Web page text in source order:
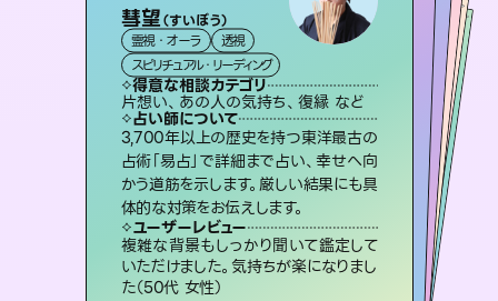
彗望（すいぼう）
霊視・オーラ
透視
スピリチュアル・リーディング
得意な相談カテゴリ
片想い、あの人の気持ち、復縁 など
占い師について
3,700年以上の歴史を持つ東洋最古の
占術「易占」で詳細まで占い、幸せへ向
かう道筋を示します。厳しい結果にも具
体的な対策をお伝えします。
ユーザーレビュー
複雑な背景もしっかり聞いて鑑定して
いただけました。気持ちが楽になりまし
た（50代 女性）
アイリス -iris-
西洋占星術 タロット
ルーン
得意な相談カテゴリ
恋愛総合、片想い、二人の未来 など
占い師について
復縁、恋愛、不倫の行方、同性愛や片
思い、仕事関係や借金問題まで知りた
いことや心の負担になっていることを
紐解き、背中をそっと押して導きます。
ユーザーレビュー
安心感のあり、言い切ってくれる所や濁
さない鑑定のおかげで、毎回自分の気
持ちを整えられます（30代 男性）
未来視師＊花
霊視・オーラ
スピリチュアル・リーディング
得意な相談カテゴリ
出逢い、片想い、復縁 など
占い師について
未来には何パターンもの選択肢があり
ます。不安で視えにくくなっているあな
たの素敵な未来を見つけ、その未来を
選択できるようアドバイスします。
ユーザーレビュー
職場の人の性質や人間関係、本心など
本当によく視えていてびっくり。対策が
打てて前向きになれます（40代）
桃源珠羽 とうげんみう
霊視・オーラ
スピリチュアル・リーディング
得意な相談カテゴリ
片想い、あの人の気持ち、復縁 など
占い師について
恋愛のお悩みの中でも特に「曖昧な関係」の相談を得意としており、友達以上恋人未満なお相手との今後や本音を丁寧に読み解き恋愛成就へと導きます。
ユーザーレビュー
鑑定していただいてアドバイス通りに行
動すると仲が復活してきました。ありが
とうございました（40代 女性）
おう 霊感オラクル
霊視・オーラ
オラクルカード
得意な相談カテゴリ
恋愛総合、あの人の気持ち など
占い師について
霊視×オラクルカードを使って「今」と
「未来」そして「気になるあの人の気持
ち」まで丁寧に読み解き、恋や人生のヒ
ントを優しく引き出します。
ユーザーレビュー
不安な気持ちが嘘みたいに晴れまし
た…！よく視えていらっしゃるんだなと
感じました（40代 女性）
セラピスト理恵
霊視・オーラ タロット
スピリチュアル・リーディング
得意な相談カテゴリ
片想い、二人の未来、年の差 など
占い師について
連絡再開、復縁、成就などの報告実績
多数。セラピストとして2万超の施術経
験があるからこそできる鑑定で、より良
い未来をサポートします。
ユーザーレビュー
とても心温まる鑑定でした。しかもこち
らは何も言っていないのに視えていらっ
しゃるんだなと驚きです（30代女性）